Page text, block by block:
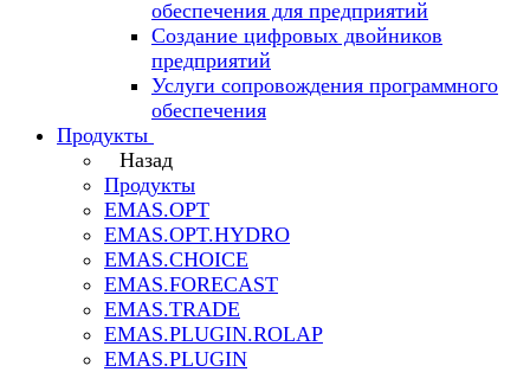
обеспечения для предприятий
Создание цифровых двойников
предприятий
Услуги сопровождения программного
обеспечения
Продукты
Назад
Продукты
EMAS.OPT
EMAS.OPT.HYDRO
EMAS.CHOICE
EMAS.FORECAST
EMAS.TRADE
EMAS.PLUGIN.ROLAP
EMAS.PLUGIN